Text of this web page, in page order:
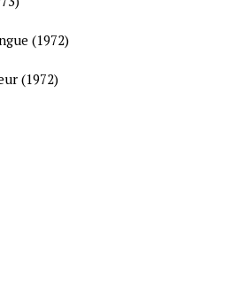
(1972)
(1972)